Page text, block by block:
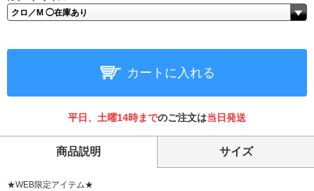
カートに入れる
平日、土曜14時までのご注文は当日発送
商品説明 サイズ
★WEB限定アイテム★